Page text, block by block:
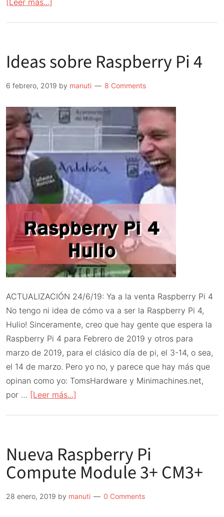
[Leer más...]
4
sorpresón
verano
Ideas sobre Raspberry Pi 4
6 febrero, 2019 by manuti 8 Comments
ACTUALIZACIÓN 24/6/19: Ya a la venta Raspberry Pi 4
No tengo ni idea de cómo va a ser la Raspberry Pi 4,
Hulio! Sinceramente, creo que hay gente que espera la
Raspberry Pi 4 para Febrero de 2019 y otros para
marzo de 2019, para el clásico día de pi, el 3-14, o sea,
el 14 de marzo. Pero yo no, y parece que hay más que
opinan como yo: TomsHardware y Minimachines.net,
por … [Leer más...]
Raspberry
Pi
Nueva Raspberry Pi
Compute Module 3+ CM3+
28 enero, 2019 by manuti 0 Comments